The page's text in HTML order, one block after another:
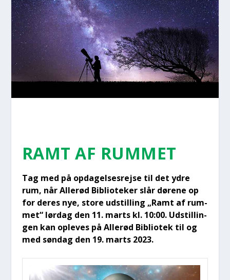
RAMT AF RUM­MET
Tag med på opda­gel­ses­rej­se til det ydre
rum, når Alle­rød Bibli­o­te­ker slår døre­ne op
for deres nye, sto­re udstil­ling „Ramt af rum­
met“ lør­dag den 11. marts kl. 10:00. Udstil­lin­
gen kan ople­ves på Alle­rød Bibli­o­tek til og
med søn­dag den 19. marts 2023.